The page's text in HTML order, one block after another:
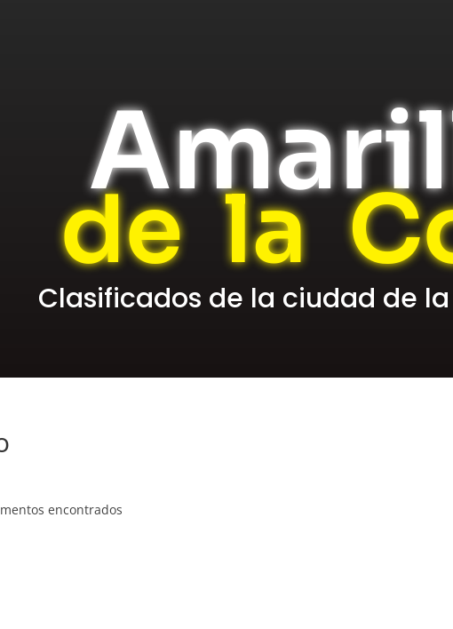
de la
Clasificados de la ciudad de
encontrados